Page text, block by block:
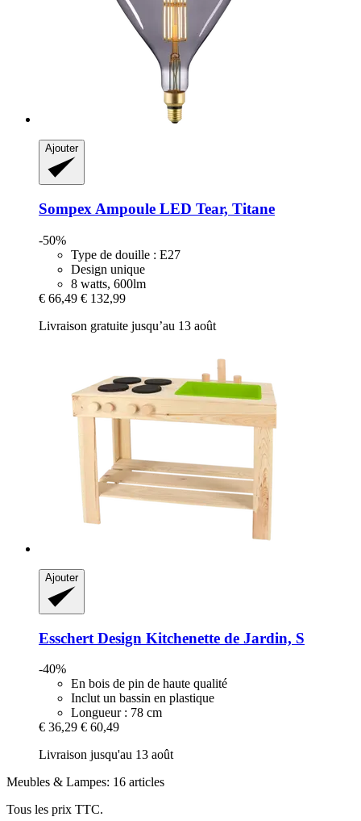
Ajouter
Sompex Ampoule LED Tear, Titane
-50%
Type de douille : E27
Design unique
8 watts, 600lm
€ 66,49 € 132,99
Livraison gratuite jusqu’au 13 août
Ajouter
Esschert Design Kitchenette de Jardin, S
-40%
En bois de pin de haute qualité
Inclut un bassin en plastique
Longueur : 78 cm
€ 36,29 € 60,49
Livraison jusqu'au 13 août
Meubles & Lampes: 16 articles
Tous les prix TTC.